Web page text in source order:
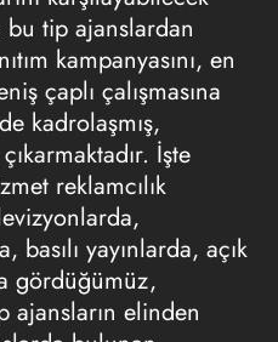
tip ajanslardan
kampanyasını, en
çaplı çalışmasına
kadrolaşmış,
İşte
reklamcılık
yayınlarda, açık
gördüğümüz,
ajansların elinden